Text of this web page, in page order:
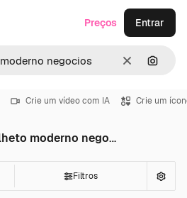
Limpar
Preços Entrar
Crie um vídeo com IA Crie um
Vetores de Modelo folheto moderno negocios
Filtros